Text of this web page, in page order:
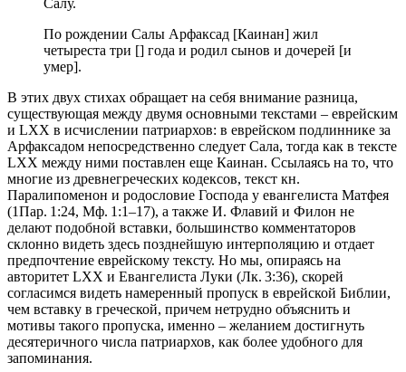
По рождении Салы Арфаксад [Каинан] жил
четыреста три [] года и родил сынов и дочерей [и
умер].
В этих двух стихах обращает на себя внимание разница,
существующая между двумя основными текстами – еврейским
и LXX в исчислении патриархов: в еврейском подлиннике за
Арфаксадом непосредственно следует Сала, тогда как в тексте
LXX между ними поставлен еще Каинан. Ссылаясь на то, что
многие из древнегреческих кодексов, текст кн.
Паралипоменон и родословие Господа у евангелиста Матфея
(1Пар. 1:24, Мф. 1:1–17), а также И. Флавий и Филон не
делают подобной вставки, большинство комментаторов
склонно видеть здесь позднейшую интерполяцию и отдает
предпочтение еврейскому тексту. Но мы, опираясь на
авторитет LXX и Евангелиста Луки (Лк. 3:36), скорей
согласимся видеть намеренный пропуск в еврейской Библии,
чем вставку в греческой, причем нетрудно объяснить и
мотивы такого пропуска, именно – желанием достигнуть
десятеричного числа патриархов, как более удобного для
запоминания.